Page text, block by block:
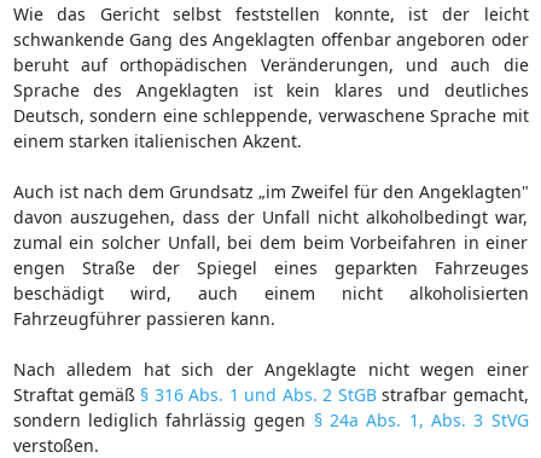
Wie das Gericht selbst feststellen konnte, ist der leicht
schwankende Gang des Angeklagten offenbar angeboren oder
beruht auf orthopädischen Veränderungen, und auch die
Sprache des Angeklagten ist kein klares und deutliches
Deutsch, sondern eine schleppende, verwaschene Sprache mit
einem starken italienischen Akzent.
Auch ist nach dem Grundsatz „im Zweifel für den Angeklagten"
davon auszugehen, dass der Unfall nicht alkoholbedingt war,
zumal ein solcher Unfall, bei dem beim Vorbeifahren in einer
engen Straße der Spiegel eines geparkten Fahrzeuges
beschädigt wird, auch einem nicht alkoholisierten
Fahrzeugführer passieren kann.
Nach alledem hat sich der Angeklagte nicht wegen einer
Straftat gemäß § 316 Abs. 1 und Abs. 2 StGBstrafbar gemacht,
sondern lediglich fahrlässig gegen § 24a Abs. 1, Abs. 3 StVG
verstoßen.